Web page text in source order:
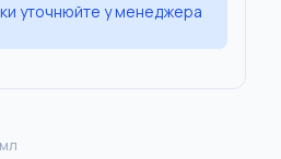
уточнюйте у менеджера